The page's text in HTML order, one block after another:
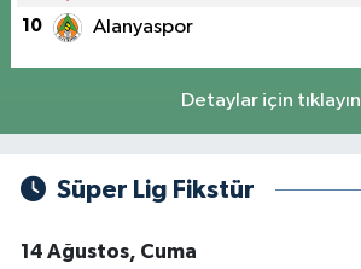
10 Alanyaspor
Detaylar için tıklayın
Süper Lig Fikstür
14 Ağustos, Cuma